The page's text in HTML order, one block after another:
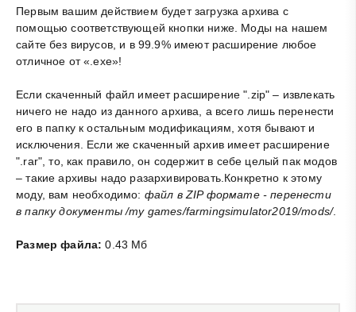
Первым вашим действием будет загрузка архива с
помощью соответствующей кнопки ниже. Моды на нашем
сайте без вирусов, и в 99.9% имеют расширение любое
отличное от «.exe»!
Если скаченный файл имеет расширение ".zip" – извлекать
ничего не надо из данного архива, а всего лишь перенести
его в папку к остальным модификациям, хотя бывают и
исключения. Если же скаченный архив имеет расширение
".rar", то, как правило, он содержит в себе целый пак модов
– такие архивы надо разархивировать.Конкретно к этому
моду, вам необходимо: файл в ZIP формате - перенести
в папку документы /my games/farmingsimulator2019/mods/.
Размер файла: 0.43 Мб